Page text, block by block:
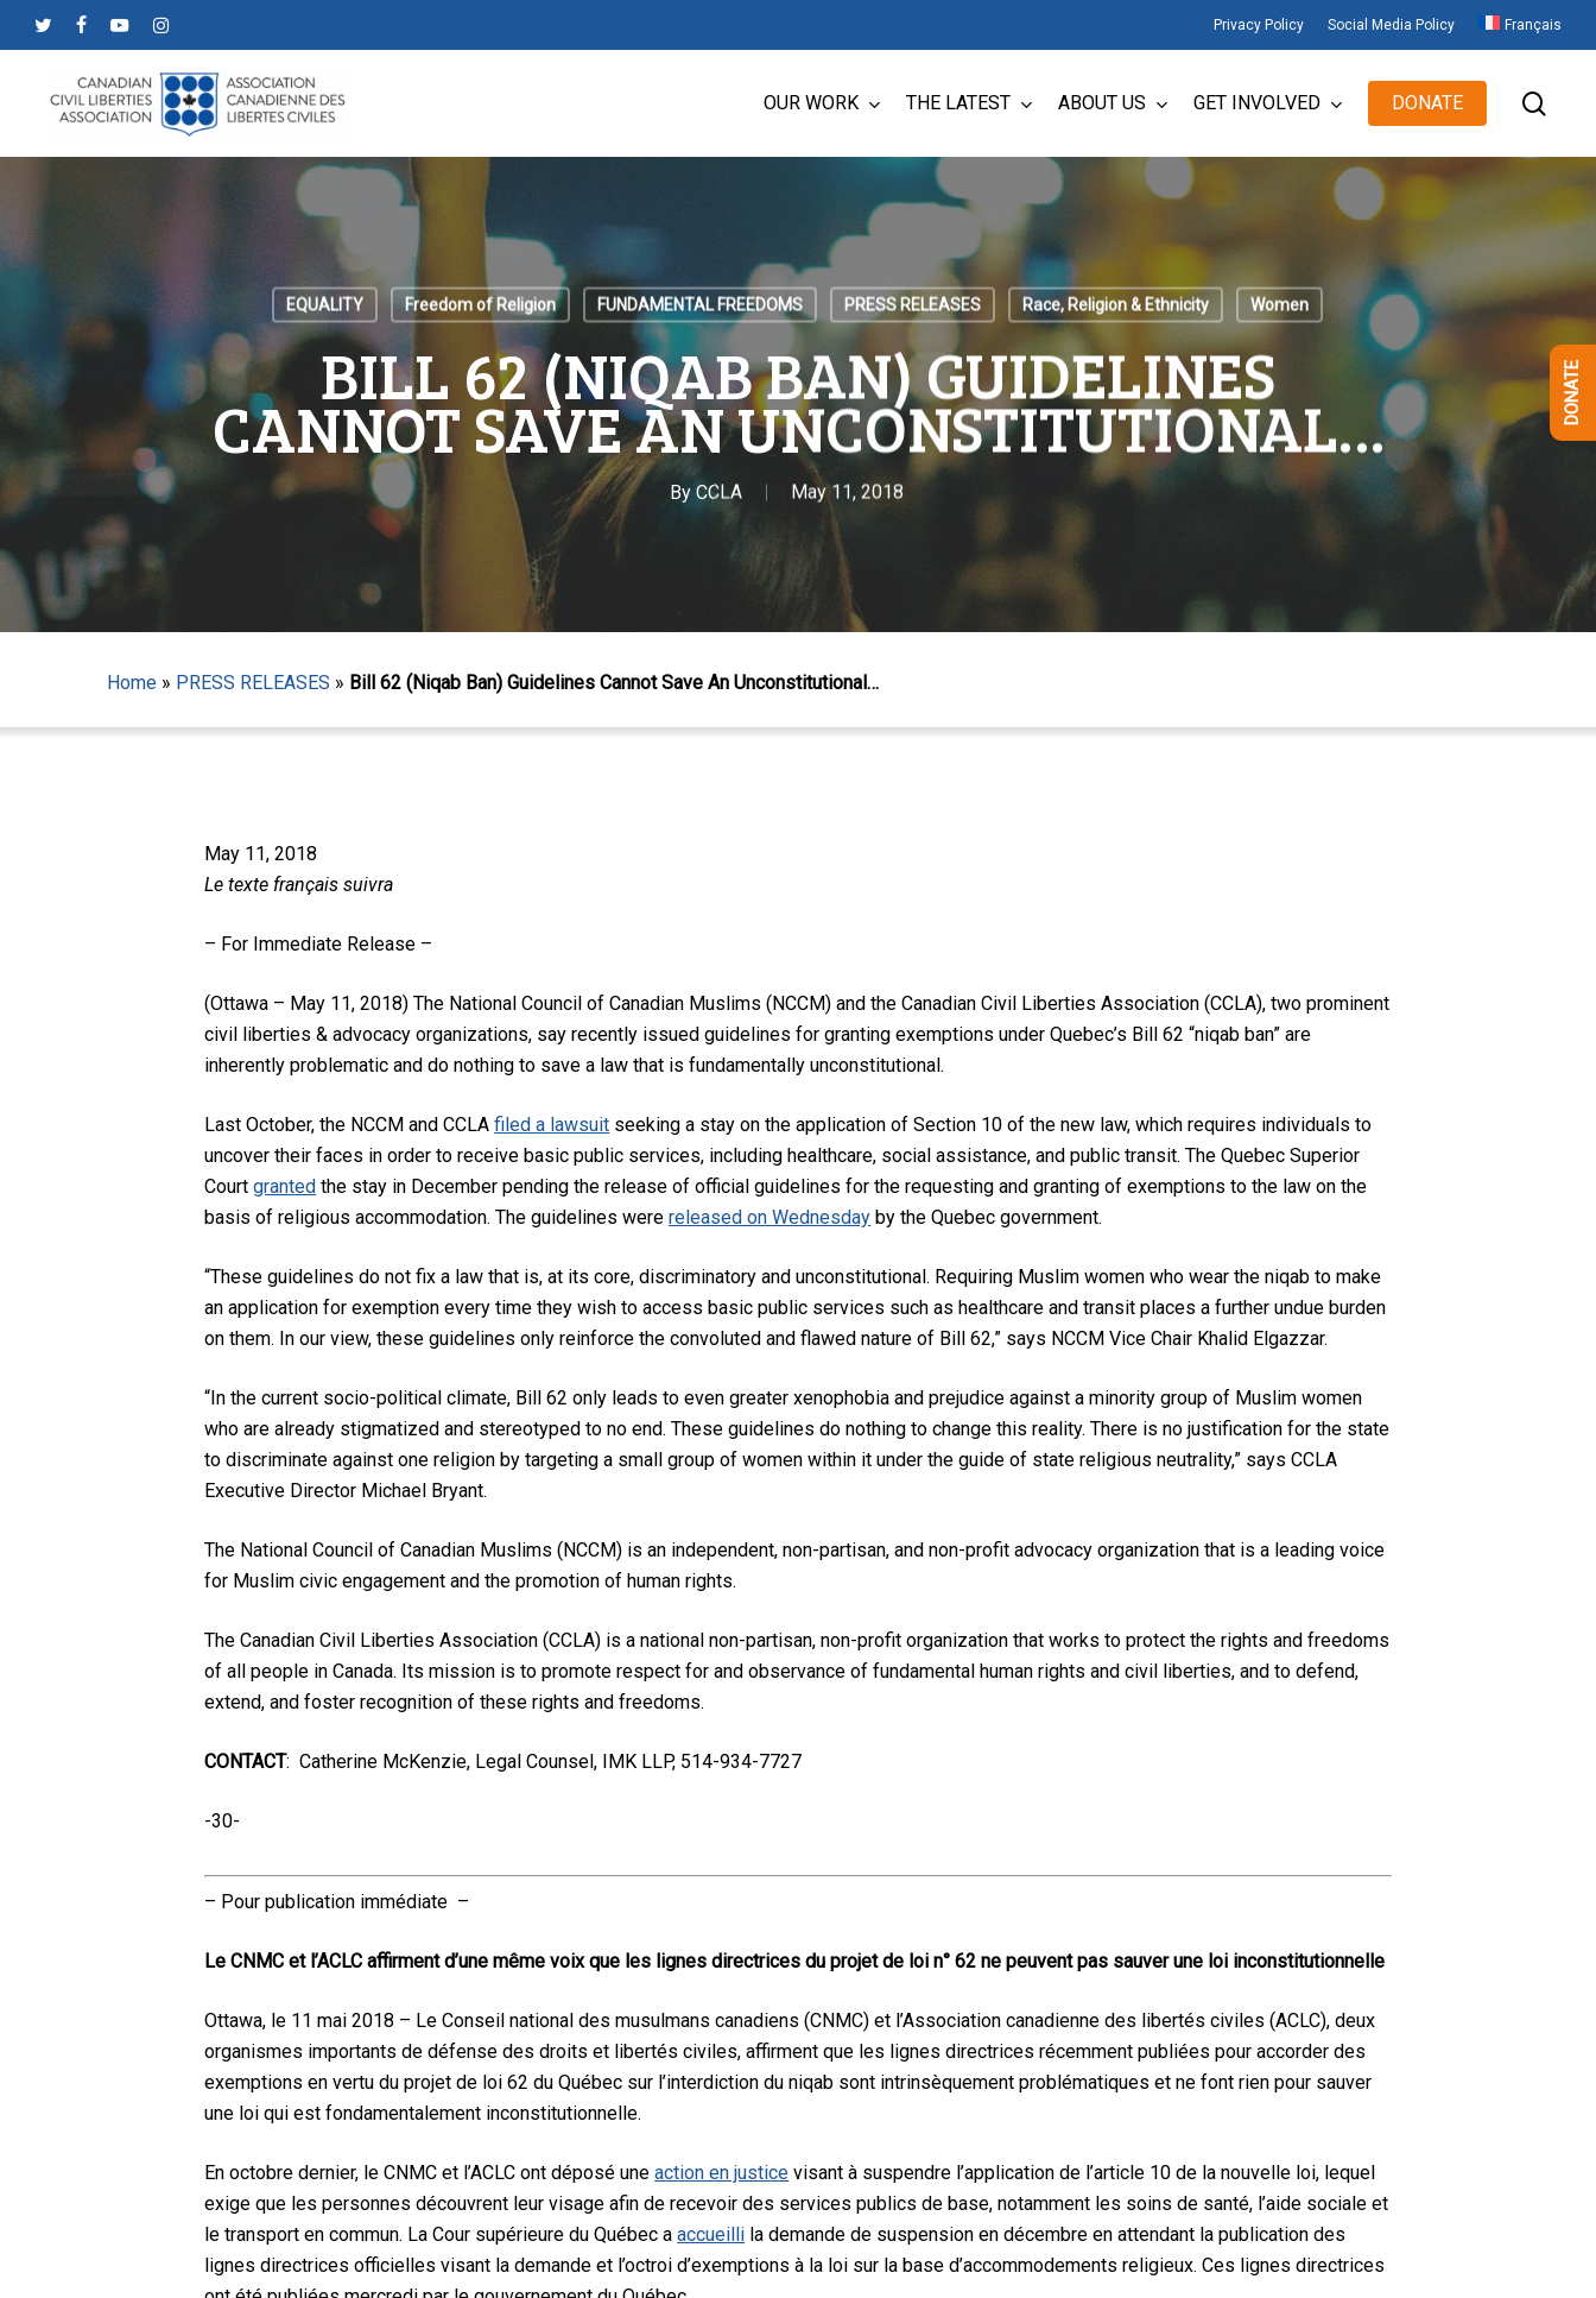
to
content
Privacy Policy Social Media Policy Français
Hit enter to search or ESC to close
OUR WORK THE LATEST ABOUT US GET INVOLVED DONATE
EQUALITY Freedom of Religion FUNDAMENTAL FREEDOMS PRESS RELEASES Race, Religion & Ethnicity Women
BILL 62 (NIQAB BAN) GUIDELINES
CANNOT SAVE AN UNCONSTITUTIONAL…
By CCLA May 11, 2018
Home » PRESS RELEASES » Bill 62 (Niqab Ban) Guidelines Cannot Save An Unconstitutional…
May 11, 2018
Le texte français suivra
– For Immediate Release –
(Ottawa – May 11, 2018) The National Council of Canadian Muslims (NCCM) and the Canadian Civil Liberties Association (CCLA), two prominent
civil liberties & advocacy organizations, say recently issued guidelines for granting exemptions under Quebec’s Bill 62 “niqab ban” are
inherently problematic and do nothing to save a law that is fundamentally unconstitutional.
Last October, the NCCM and CCLAfiled a lawsuit seeking a stay on the application of Section 10 of the new law, which requires individuals to
uncover their faces in order to receive basic public services, including healthcare, social assistance, and public transit. The Quebec Superior
Courtgranted the stay in December pending the release of official guidelines for the requesting and granting of exemptions to the law on the
basis of religious accommodation. The guidelines werereleased on Wednesday by the Quebec government.
“These guidelines do not fix a law that is, at its core, discriminatory and unconstitutional. Requiring Muslim women who wear the niqab to make
an application for exemption every time they wish to access basic public services such as healthcare and transit places a further undue burden
on them. In our view, these guidelines only reinforce the convoluted and flawed nature of Bill 62,” says NCCM Vice Chair Khalid Elgazzar.
“In the current socio-political climate, Bill 62 only leads to even greater xenophobia and prejudice against a minority group of Muslim women
who are already stigmatized and stereotyped to no end. These guidelines do nothing to change this reality. There is no justification for the state
to discriminate against one religion by targeting a small group of women within it under the guide of state religious neutrality,” says CCLA
Executive Director Michael Bryant.
The National Council of Canadian Muslims (NCCM) is an independent, non-partisan, and non-profit advocacy organization that is a leading voice
for Muslim civic engagement and the promotion of human rights.
The Canadian Civil Liberties Association (CCLA) is a national non-partisan, non-profit organization that works to protect the rights and freedoms
of all people in Canada. Its mission is to promote respect for and observance of fundamental human rights and civil liberties, and to defend,
extend, and foster recognition of these rights and freedoms.
CONTACT: Catherine McKenzie, Legal Counsel, IMK LLP, 514-934-7727
-30-
– Pour publication immédiate –
Le CNMC et l’ACLC affirment d’une même voix que les lignes directrices du projet de loi n° 62 ne peuvent pas sauver une loi inconstitutionnelle
Ottawa, le 11 mai 2018 – Le Conseil national des musulmans canadiens (CNMC) et l’Association canadienne des libertés civiles (ACLC), deux
organismes importants de défense des droits et libertés civiles, affirment que les lignes directrices récemment publiées pour accorder des
exemptions en vertu du projet de loi 62 du Québec sur l’interdiction du niqab sont intrinsèquement problématiques et ne font rien pour sauver
une loi qui est fondamentalement inconstitutionnelle.
En octobre dernier, le CNMC et l’ACLC ont déposé uneaction en justice visant à suspendre l’application de l’article 10 de la nouvelle loi, lequel
exige que les personnes découvrent leur visage afin de recevoir des services publics de base, notamment les soins de santé, l’aide sociale et
le transport en commun. La Cour supérieure du Québec aaccueilli la demande de suspension en décembre en attendant la publication des
lignes directrices officielles visant la demande et l’octroi d’exemptions à la loi sur la base d’accommodements religieux. Ces lignes directrices
DONATE